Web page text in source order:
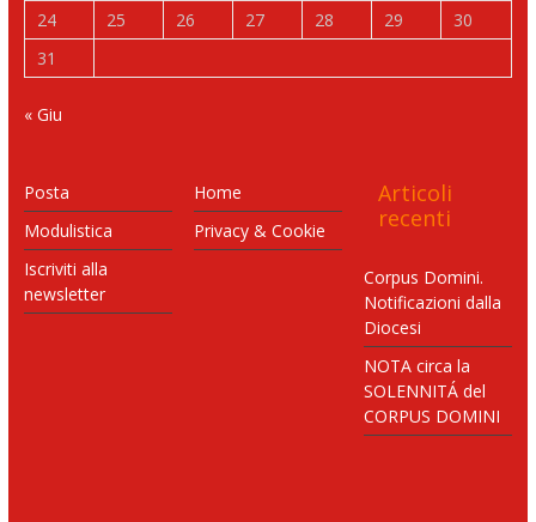
24
25 26 27 28 29
30
31
« Giu
Posta
Modulistica
Iscriviti alla
newsletter
Home
Privacy & Cookie
Articoli
recenti
Corpus Domini.
Notificazioni dalla
Diocesi
NOTA circa la
SOLENNITÁ del
CORPUS DOMINI